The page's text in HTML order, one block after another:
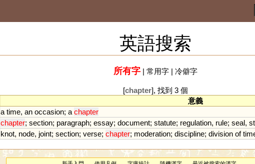
英語搜索
所有字| 常用字| 冷僻字
[chapter], 找到 3 個
意義
a time, an occasion; a chapter
chapter; section; paragraph; essay; document; statute; regulation, rule; seal,
knot, node, joint; section; verse; chapter; moderation; discipline; division of